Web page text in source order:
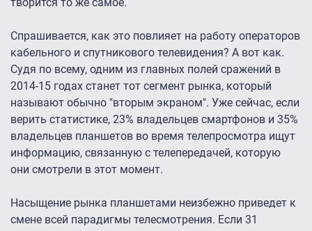
творится то же самое.
Спрашивается, как это повлияет на работу операторов
кабельного и спутникового телевидения? А вот как.
Судя по всему, одним из главных полей сражений в
2014-15 годах станет тот сегмент рынка, который
называют обычно "вторым экраном". Уже сейчас, если
верить статистике, 23% владельцев смартфонов и 35%
владельцев планшетов во время телепросмотра ищут
информацию, связанную с телепередачей, которую
они смотрели в этот момент.
Насыщение рынка планшетами неизбежно приведет к
смене всей парадигмы телесмотрения. Если 31